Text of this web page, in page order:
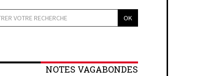
NOTES VAGABONDES